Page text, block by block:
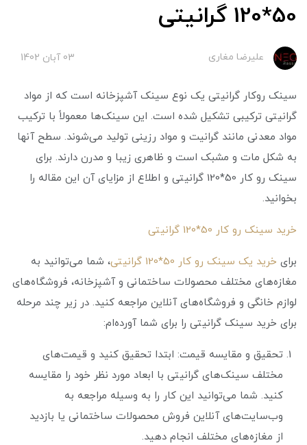
50*120 گرانیتی
علیرضا مغاری 03 آبان 1402
سینک روکار گرانیتی یک نوع سینک آشپزخانه است که از مواد
گرانیتی ترکیبی تشکیل شده است. این سینک‌ها معمولاً با ترکیب
مواد معدنی مانند گرانیت و مواد رزینی تولید می‌شوند. سطح آنها
به شکل مات و مشبک است و ظاهری زیبا و مدرن دارند. برای
سینک رو کار 50*120 گرانیتی و اطلاع از مزایای آن این مقاله را
بخوانید.
خرید سینک رو کار 50*120 گرانیتی
برای خرید یک سینک رو کار 50*120 گرانیتی
، شما می‌توانید به
مغازه‌های مختلف محصولات ساختمانی و آشپزخانه، فروشگاه‌های
لوازم خانگی و فروشگاه‌های آنلاین مراجعه کنید. در زیر چند مرحله
برای خرید سینک گرانیتی را برای شما آورده‌ام:
تحقیق و مقایسه قیمت: ابتدا تحقیق کنید و قیمت‌های
مختلف سینک‌های گرانیتی با ابعاد مورد نظر خود را مقایسه
کنید. شما می‌توانید این کار را به وسیله مراجعه به
وب‌سایت‌های آنلاین فروش محصولات ساختمانی یا بازدید
از مغازه‌های مختلف انجام دهید.